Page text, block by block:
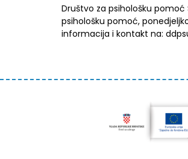
Društvo za psihološku
psihološku pomoć,
informacija i kontakt na: